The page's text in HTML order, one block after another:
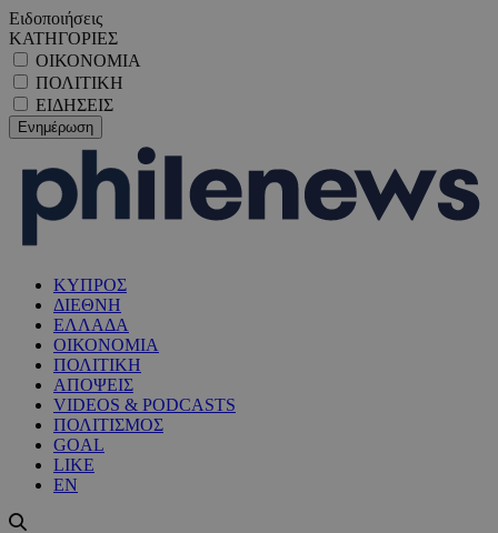
Ειδοποιήσεις
ΚΑΤΗΓΟΡΙΕΣ
ΟΙΚΟΝΟΜΙΑ
ΠΟΛΙΤΙΚΗ
ΕΙΔΗΣΕΙΣ
ΚΥΠΡΟΣ
ΔΙΕΘΝΗ
ΕΛΛΑΔΑ
ΟΙΚΟΝΟΜΙΑ
ΠΟΛΙΤΙΚΗ
ΑΠΟΨΕΙΣ
VIDEOS & PODCASTS
ΠΟΛΙΤΙΣΜΟΣ
GOAL
LIKE
EN